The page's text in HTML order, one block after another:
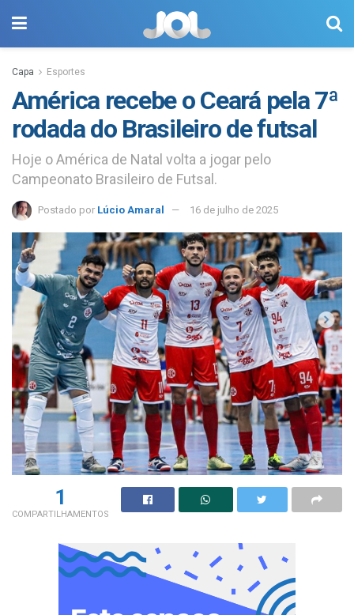
Capa Esportes
América recebe o Ceará pela 7ª
rodada do Brasileiro de futsal
Hoje o América de Natal volta a jogar pelo
Campeonato Brasileiro de Futsal.
Postado por Lúcio Amaral 16 de julho de 2025
1
COMPARTILHAMENTOS